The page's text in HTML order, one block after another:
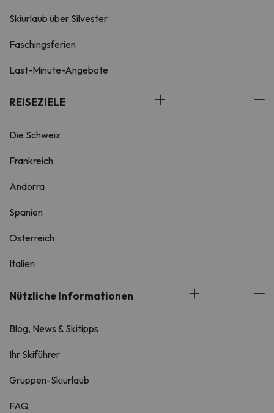
Skiurlaub über Silvester
Faschingsferien
Last-Minute-Angebote
REISEZIELE
Die Schweiz
Frankreich
Andorra
Spanien
Österreich
Italien
Nützliche Informationen
Blog, News & Skitipps
Ihr Skiführer
Gruppen-Skiurlaub
FAQ